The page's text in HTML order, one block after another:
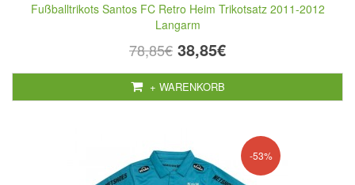
Fußballtrikots Santos FC Retro Heim Trikotsatz 2011-2012
Langarm
78,85€ 38,85€
+ WARENKORB
-53%